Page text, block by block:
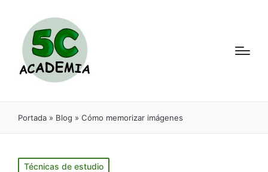
Portada » Blog » Cómo memorizar imágenes
Técnicas de estudio